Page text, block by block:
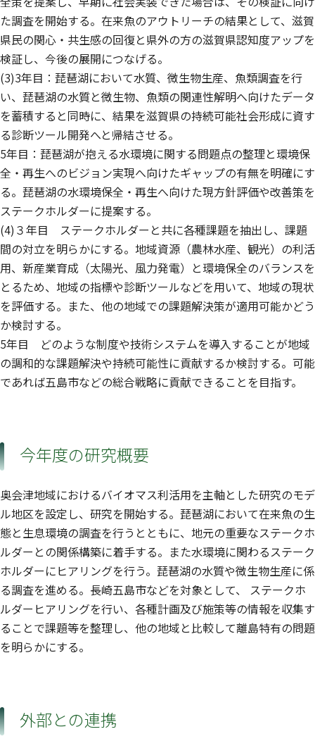
た調査を開始する。在来魚のアウトリーチの結果として、滋賀
県民の関心・共生感の回復と県外の方の滋賀県認知度アップを
検証し、今後の展開につなげる。
(3)3年目：琵琶湖において水質、微生物生産、魚類調査を行
い、琵琶湖の水質と微生物、魚類の関連性解明へ向けたデータ
を蓄積すると同時に、結果を滋賀県の持続可能社会形成に資す
る診断ツール開発へと帰結させる。
5年目：琵琶湖が抱える水環境に関する問題点の整理と環境保
全・再生へのビジョン実現へ向けたギャップの有無を明確にす
る。琵琶湖の水環境保全・再生へ向けた現方針評価や改善策を
ステークホルダーに提案する。
(4)３年目 ステークホルダーと共に各種課題を抽出し、課題
間の対立を明らかにする。地域資源（農林水産、観光）の利活
用、新産業育成（太陽光、風力発電）と環境保全のバランスを
とるため、地域の指標や診断ツールなどを用いて、地域の現状
を評価する。また、他の地域での課題解決策が適用可能かどう
か検討する。
5年目 どのような制度や技術システムを導入することが地域
の調和的な課題解決や持続可能性に貢献するか検討する。可能
であれば五島市などの総合戦略に貢献できることを目指す。
今年度の研究概要
奥会津地域におけるバイオマス利活用を主軸とした研究のモデ
ル地区を設定し、研究を開始する。琵琶湖において在来魚の生
態と生息環境の調査を行うとともに、地元の重要なステークホ
ルダーとの関係構築に着手する。また水環境に関わるステーク
ホルダーにヒアリングを行う。琵琶湖の水質や微生物生産に係
る調査を進める。長崎五島市などを対象として、 ステークホ
ルダーヒアリングを行い、各種計画及び施策等の情報を収集す
ることで課題等を整理し、他の地域と比較して離島特有の問題
を明らかにする。
外部との連携